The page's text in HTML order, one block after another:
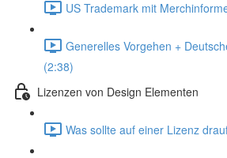
US Trademark mit
Generelles Vorgehen +
(2:38)
Lizenzen von Design Elementen
Was sollte auf einer Lizenz